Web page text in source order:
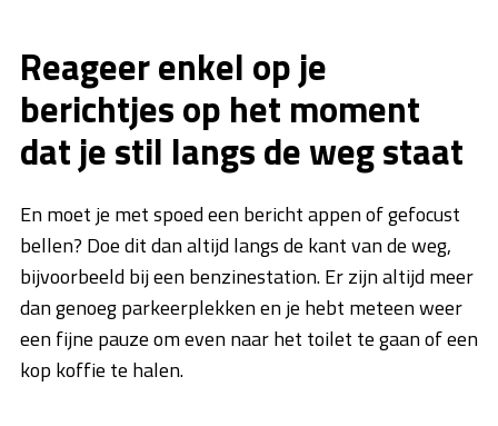
Reageer enkel op je
berichtjes op het moment
dat je stil langs de weg staat
En moet je met spoed een bericht appen of gefocust
bellen? Doe dit dan altijd langs de kant van de weg,
bijvoorbeeld bij een benzinestation. Er zijn altijd meer
dan genoeg parkeerplekken en je hebt meteen weer
een fijne pauze om even naar het toilet te gaan of een
kop koffie te halen.